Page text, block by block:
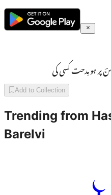
ہو مِدحت کسی کی
Add to Collection
Trending from
Barelvi